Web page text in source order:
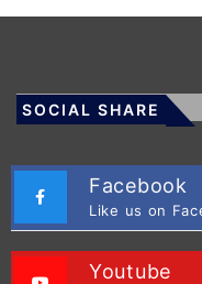
SOCIAL SHARE
Facebook
Like us on
Youtube